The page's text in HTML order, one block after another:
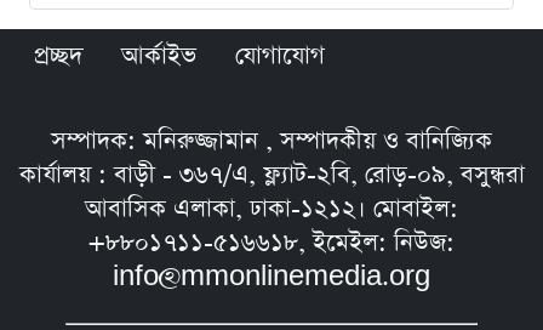
প্রচ্ছদ আর্কাইভ যোগাযোগ
সম্পাদক: মনিরুজ্জামান , সম্পাদকীয় ও বানিজ্যিক
কার্যালয় : বাড়ী - ৩৬৭/এ, ফ্ল্যাট-২বি, রোড়-০৯, বসুন্ধরা
আবাসিক এলাকা, ঢাকা-১২১২। মোবাইল:
+৮৮০১৭১১-৫১৬৬১৮, ইমেইল: নিউজ:
info@mmonlinemedia.org